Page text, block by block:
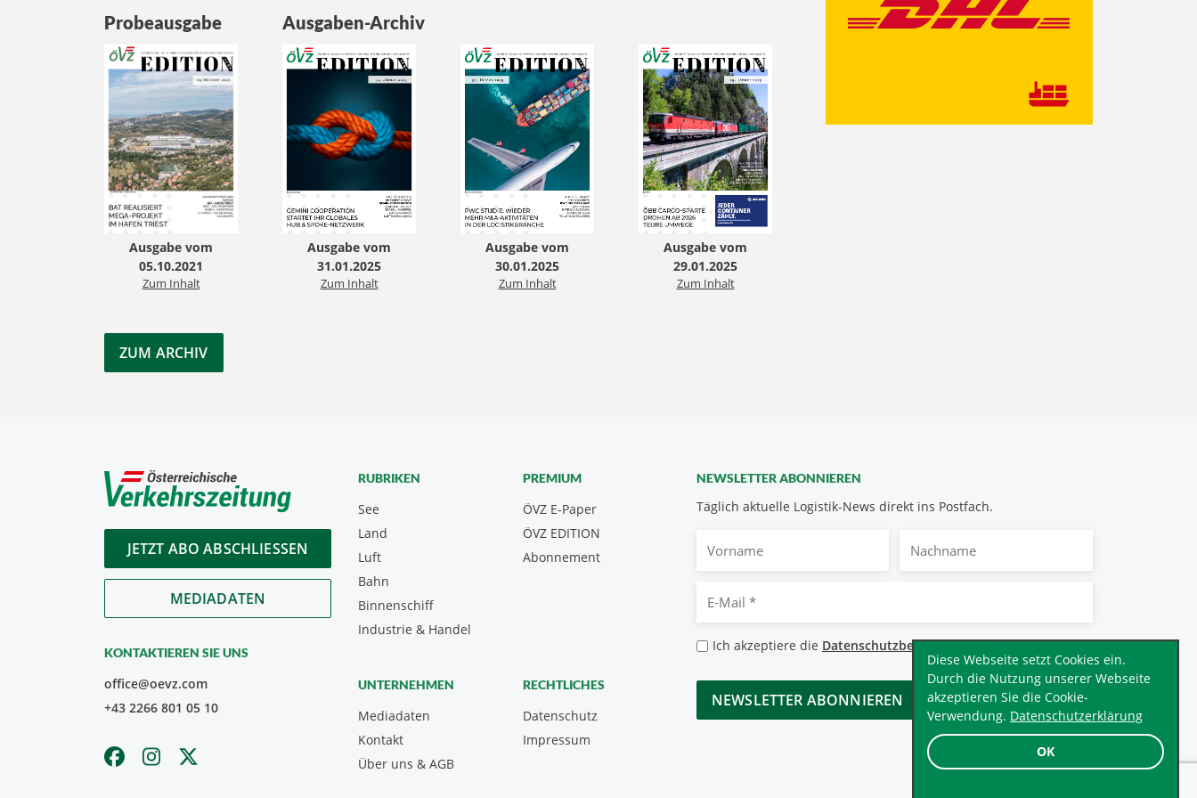
OK
Diese Webseite setzt Cookies ein.
Durch die Nutzung unserer Webseite
akzeptieren Sie die Cookie-
Verwendung. Datenschutzerklärung
Probeausgabe
Ausgabe vom
05.10.2021
Zum Inhalt
Ausgaben-Archiv
Ausgabe vom
31.01.2025
Zum Inhalt
Ausgabe vom
30.01.2025
Zum Inhalt
Ausgabe vom
29.01.2025
Zum Inhalt
ZUM ARCHIV
JETZT ABO ABSCHLIESSEN
MEDIADATEN
KONTAKTIEREN SIE UNS
office@oevz.com
+43 2266 801 05 10
NEWSLETTER ABONNIEREN
Täglich aktuelle Logistik-News direkt ins Postfach.
Mail
Datenschutzbestimmungen
Ich akzeptiere die Datenschutzbestimmungen.*
CAPTCHA
RUBRIKEN
See
Land
Luft
Bahn
Binnenschiff
Industrie & Handel
PREMIUM
ÖVZ E-Paper
Abonnement
ÖVZ EDITION
UNTERNEHMEN
Mediadaten
Kontakt
Über uns & AGB
RECHTLICHES
Datenschutz
Impressum